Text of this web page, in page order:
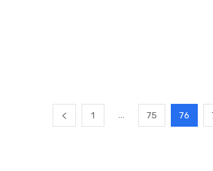
1 75 76